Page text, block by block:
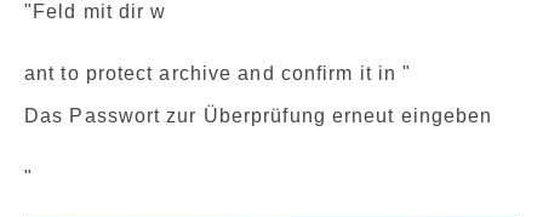
"Feld mit dir w
ant to protect archive and confirm it in "
Das Passwort zur Überprüfung erneut eingeben
"